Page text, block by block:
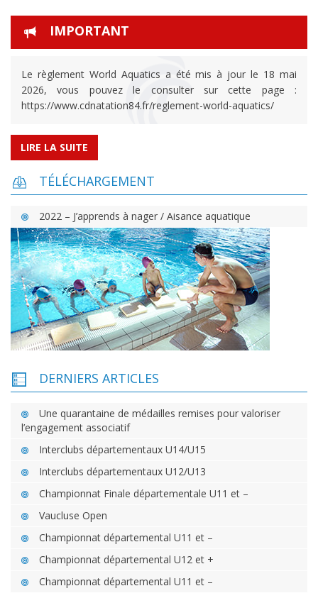
IMPORTANT
Le règlement World Aquatics a été mis à jour le 18 mai
2026, vous pouvez le consulter sur cette page :
https://www.cdnatation84.fr/reglement-world-aquatics/
LIRE LA SUITE
TÉLÉCHARGEMENT
2022 – J’apprends à nager / Aisance aquatique
DERNIERS ARTICLES
Une quarantaine de médailles remises pour valoriser
l’engagement associatif
Interclubs départementaux U14/U15
Interclubs départementaux U12/U13
Championnat Finale départementale U11 et –
Vaucluse Open
Championnat départemental U11 et –
Championnat départemental U12 et +
Championnat départemental U11 et –